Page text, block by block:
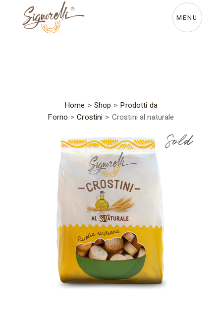
content
MENU
Home > Shop > Prodotti da
Forno > Crostini > Crostini al naturale
Sold